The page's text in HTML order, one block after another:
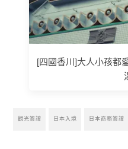
[四國香川]大人小孩都
觀光簽證 日本入境 日本商務簽證